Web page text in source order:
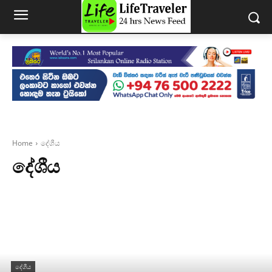
Home දේශීය
දේශීය
දේශීය